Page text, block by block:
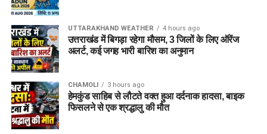
UTTARAKHAND WEATHER 4 hours ago
उत्तराखंड में बिगड़ा रहेगा मौसम, 3 जिलों के लिए ऑरेंज
अलर्ट, कई जगह भारी बारिश का अनुमान
CHAMOLI 3 hours ago
हेमकुंड साहिब से लौटते वक्त हुआ दर्दनाक हादसा, बाइक
फिसलने से एक श्रद्धालु की मौत